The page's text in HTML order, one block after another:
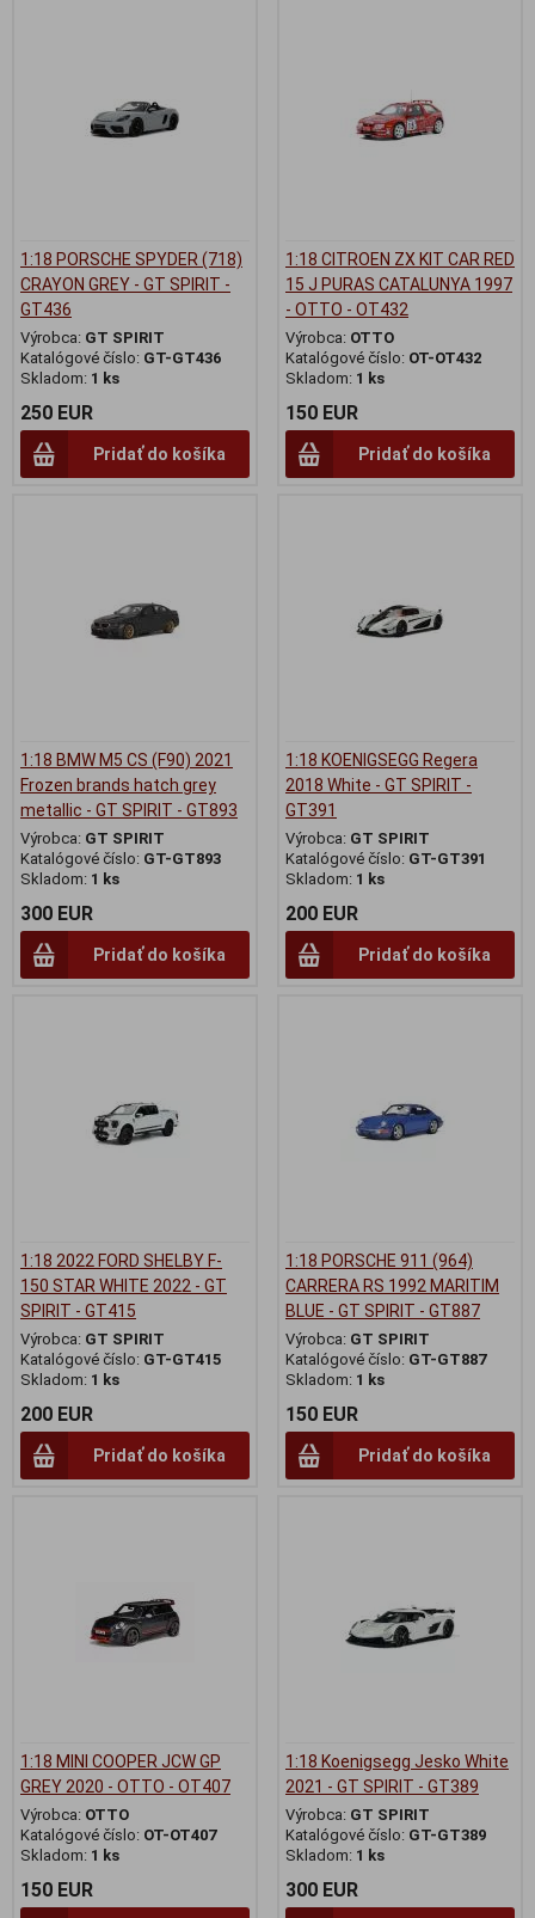
1:18 PORSCHE SPYDER (718)
CRAYON GREY - GT SPIRIT -
GT436
Výrobca: GT SPIRIT
Katalógové číslo: GT-GT436
Skladom: 1 ks
250 EUR
Pridať do košíka
1:18 CITROEN ZX KIT CAR RED
15 J PURAS CATALUNYA 1997
- OTTO - OT432
Výrobca: OTTO
Katalógové číslo: OT-OT432
Skladom: 1 ks
150 EUR
Pridať do košíka
1:18 BMW M5 CS (F90) 2021
Frozen brands hatch grey
metallic - GT SPIRIT - GT893
Výrobca: GT SPIRIT
Katalógové číslo: GT-GT893
Skladom: 1 ks
300 EUR
Pridať do košíka
1:18 KOENIGSEGG Regera
2018 White - GT SPIRIT -
GT391
Výrobca: GT SPIRIT
Katalógové číslo: GT-GT391
Skladom: 1 ks
200 EUR
Pridať do košíka
1:18 2022 FORD SHELBY F-
150 STAR WHITE 2022 - GT
SPIRIT - GT415
Výrobca: GT SPIRIT
Katalógové číslo: GT-GT415
Skladom: 1 ks
200 EUR
Pridať do košíka
1:18 PORSCHE 911 (964)
CARRERA RS 1992 MARITIM
BLUE - GT SPIRIT - GT887
Výrobca: GT SPIRIT
Katalógové číslo: GT-GT887
Skladom: 1 ks
150 EUR
Pridať do košíka
1:18 MINI COOPER JCW GP
GREY 2020 - OTTO - OT407
Výrobca: OTTO
Katalógové číslo: OT-OT407
Skladom: 1 ks
150 EUR
1:18 Koenigsegg Jesko White
2021 - GT SPIRIT - GT389
Výrobca: GT SPIRIT
Katalógové číslo: GT-GT389
Skladom: 1 ks
300 EUR